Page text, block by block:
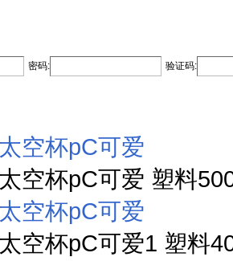
密码:
验证码:
空杯pC可爱
空杯pC可爱 塑料
空杯pC可爱
空杯pC可爱1 塑料